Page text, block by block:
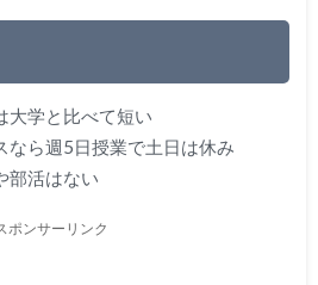
大学と比べて短い
なら週5日授業で土日は休み
部活はない
ポンサーリンク